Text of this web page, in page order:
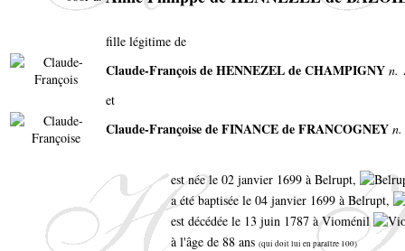
fille légitime de
Claude-François de HENNEZEL de CHAMPIGNY n.
et
Claude-Françoise de FINANCE de FRANCOGNEY
est née le 02 janvier 1699 à Belrupt,
a été baptisée le 04 janvier 1699 à Belrupt,
est décédée le 13 juin 1787 à Vioménil
à l'âge de 88 ans (qui doit lui en paraître 100)